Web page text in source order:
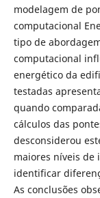
modelagem de
computacional
tipo de
computacional
energético da
testadas
quando
cálculos das
desconsiderou
maiores níveis de
identificar
As conclusões